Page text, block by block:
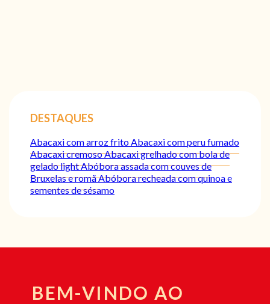
DESTAQUES
Abacaxi com arroz fritoAbacaxi com peru fumado
Abacaxi cremosoAbacaxi grelhado com bola de
gelado lightAbóbora assada com couves de
Bruxelas e romãAbóbora recheada com quinoa e
sementes de sésamo
BEM-VINDO AO